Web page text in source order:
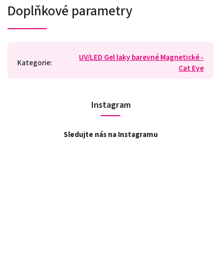
Doplňkové parametry
Kategorie:
UV/LED Gel laky barevné Magnetické -
Cat Eye
Instagram
Sledujte nás na Instagramu